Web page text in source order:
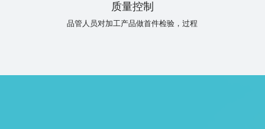
质量控制
品管人员对加工产品做首件检验，过程